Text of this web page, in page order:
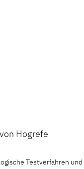
Hogrefe
Testverfahren und